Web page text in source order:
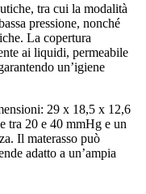
tra cui la modalità
pressione, nonché
La copertura
ai liquidi, permeabile
un’igiene
29 x 18,5 x 12,6
tra 20 e 40 mmHg e un
Il materasso può
adatto a un’ampia